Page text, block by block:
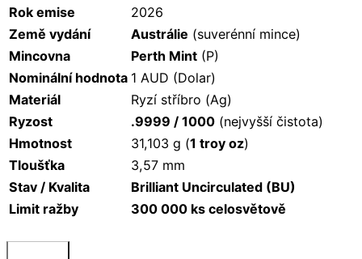
Rok emise
2026
Země vydání
Austrálie (suverénní mince)
Mincovna
Perth Mint (P)
Nominální hodnota 1 AUD (Dolar)
Materiál
Ryzí stříbro (Ag)
Ryzost
.9999 / 1000 (nejvyšší čistota)
Hmotnost
31,103 g (1 troy oz)
Tloušťka
3,57 mm
Stav / Kvalita
Brilliant Uncirculated (BU)
Limit ražby
300 000 ks celosvětově